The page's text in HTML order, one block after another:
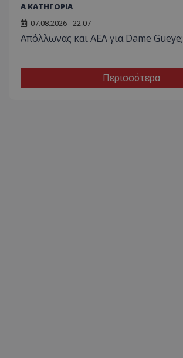
Α ΚΑΤΗΓΟΡΙΑ
07.08.2026 - 22:07
Απόλλωνας και ΑΕΛ για Dame Gueye;
Περισσότερα